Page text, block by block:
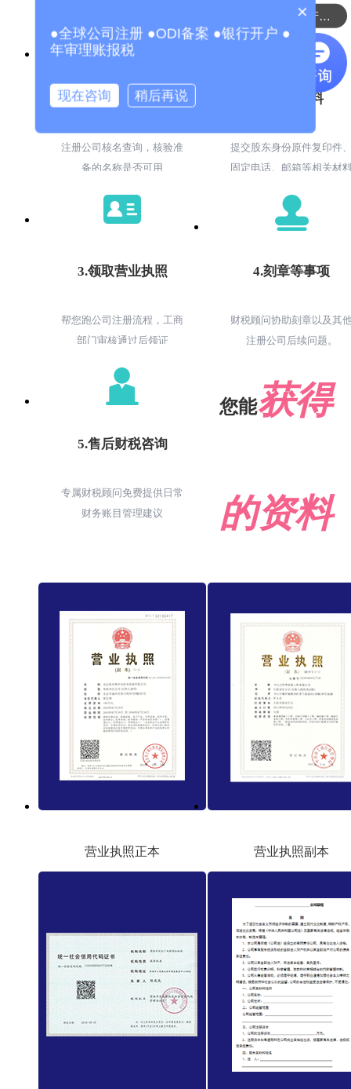
1.核名查询
注册公司核名查询，核验准
备的名称是否可用
2.提交材料
提交股东身份原件复印件
固定电话、邮箱等相关材
3.领取营业执照
帮您跑公司注册流程，工商
部门审核通过后领证
4.刻章等事项
财税顾问协助刻章以及其
注册公司后续问题。
5.售后财税咨询
专属财税顾问免费提供日常
财务账目管理建议
您能获得
的资料
营业执照正本 营业执照副本
可以介绍下你们的产品么？
×
●全球公司注册 ●ODI备案 ●银行开户 ●
年审理账报税
现在咨询 稍后再说